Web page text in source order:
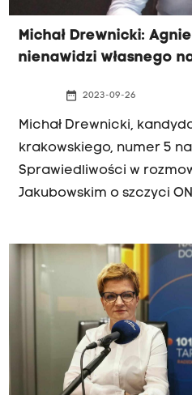
Michał Drewnicki:
nienawidzi własnego
date_range 2023-09-26
Michał Drewnicki,
krakowskiego, numer 5
Sprawiedliwości w
Jakubowskim o szczyci
zmianach w prawie